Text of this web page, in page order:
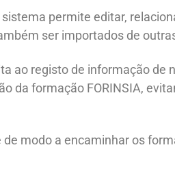
permite editar,
ser importados de
ao registo de informação de
da formação FORINSIA,
modo a encaminhar os